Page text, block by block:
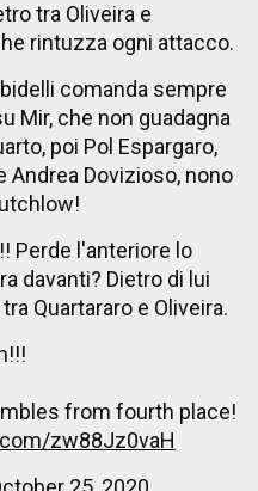
tra Oliveira e
rintuzza ogni attacco.
comanda sempre
Mir, che non guadagna
poi Pol Espargaro,
Andrea Dovizioso, nono
Perde l'anteriore lo
davanti? Dietro di lui
Quartararo e Oliveira.
from fourth place!
zw88Jz0vaH